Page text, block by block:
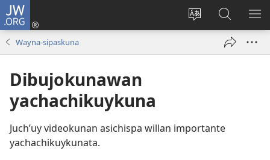
JW.ORG
Direccionpi
Sutiykiwan
jaykuy
JW.ORG
nisqapi
maskhay
Wayna-sipaskuna
Dibujokunawan
yachachikuykuna
Juch’uy videokunan asichispa willan importante
yachachikuykunata.